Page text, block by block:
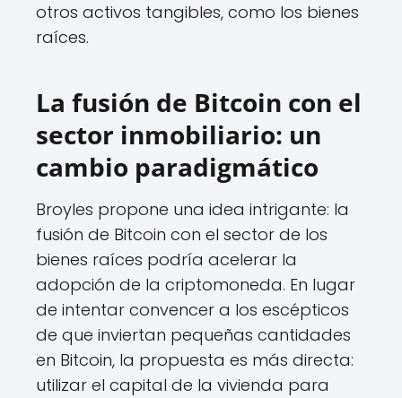
otros activos tangibles, como los bienes
raíces.
La fusión de Bitcoin con el
sector inmobiliario: un
cambio paradigmático
Broyles propone una idea intrigante: la
fusión de Bitcoin con el sector de los
bienes raíces podría acelerar la
adopción de la criptomoneda. En lugar
de intentar convencer a los escépticos
de que inviertan pequeñas cantidades
en Bitcoin, la propuesta es más directa:
utilizar el capital de la vivienda para